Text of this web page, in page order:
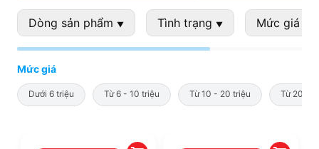
Dòng sản phẩm ▼ Tình trạng ▼ Mức giá
Mức giá
Dưới 6 triệu Từ 6 - 10 triệu Từ 10 - 20 triệu Từ 20 -